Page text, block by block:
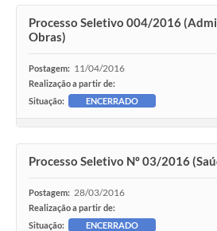
Processo Seletivo 004/2016
Obras)
Postagem: 11/04/2016
Realização a partir de:
Situação:
ENCERRADO
Processo Seletivo Nº 03/2016
Postagem: 28/03/2016
Realização a partir de:
Situação:
ENCERRADO